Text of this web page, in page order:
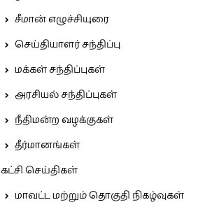
சீமான் எழுச்சியுரை
செய்தியாளர் சந்திப்பு
மக்கள் சந்திப்புகள்
அரசியல் சந்திப்புகள்
நீதிமன்ற வழக்குகள்
தீர்மானங்கள்
கட்சி செய்திகள்
மாவட்ட மற்றும் தொகுதி நிகழ்வுகள்